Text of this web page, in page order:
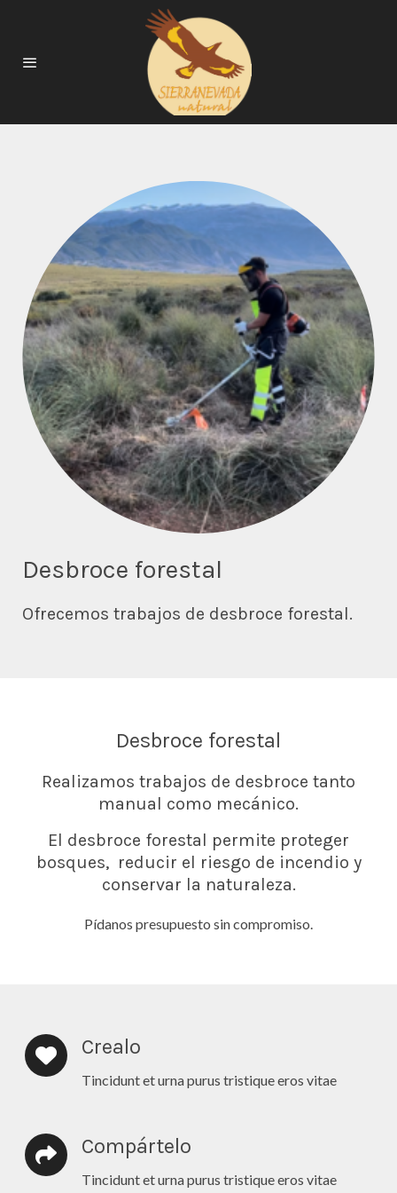
Desbroce forestal
Ofrecemos trabajos de desbroce forestal.
Desbroce forestal
Realizamos trabajos de desbroce tanto
manual como mecánico.
El desbroce forestal permite proteger
bosques, reducir el riesgo de incendio y
conservar la naturaleza.
Pídanos presupuesto sin compromiso.
Crealo
Tincidunt et urna purus tristique eros vitae
Compártelo
Tincidunt et urna purus tristique eros vitae